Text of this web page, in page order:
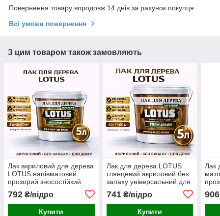
Повернення товару впродовж 14 днів за рахунок покупця
Всі умови повернення
З цим товаром також замовляють
Лак акриловий для дерева
LOTUS напівматовий
прозорий зносостійкий
універсальний для підлоги
меблів та фасаду без
запаху 5 л
792 ₴/відро
Купити
Лак для дерева LOTUS
глянцевий акриловий без
запаху універсальний для
підлоги меблів та фасаду
зносостійкий прозорий 5 л
741₴/відро
Купити
Лак
906